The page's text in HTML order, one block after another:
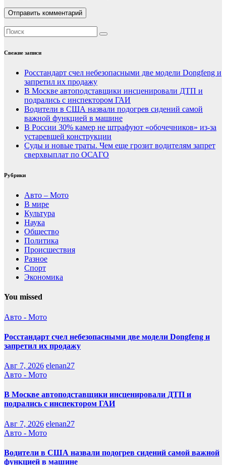
Свежие записи
Росстандарт счел небезопасными две модели Dongfeng и
запретил их продажу
В Москве автоподставщики инсценировали ДТП и
подрались с инспектором ГАИ
Водители в США назвали подогрев сидений самой
важной функцией в машине
В России 30% камер не штрафуют «обочечников» из-за
устаревшей конструкции
Суды и новые траты. Чем еще грозит водителям запрет
сверхвыплат по ОСАГО
Рубрики
Авто – Мото
В мире
Культура
Наука
Общество
Политика
Происшествия
Разное
Спорт
Экономика
You missed
Авто - Мото
Росстандарт счел небезопасными две модели Dongfeng и
запретил их продажу
Авг 7, 2026 elenan27
Авто - Мото
В Москве автоподставщики инсценировали ДТП и
подрались с инспектором ГАИ
Авг 7, 2026 elenan27
Авто - Мото
Водители в США назвали подогрев сидений самой важной
функцией в машине